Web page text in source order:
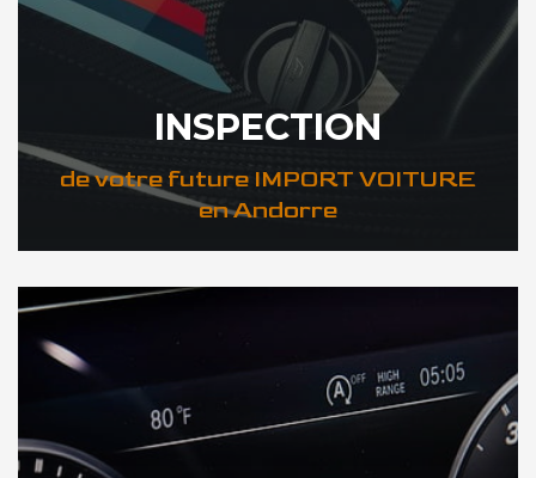
INSPECTION
de votre future IMPORT VOITURE
en Andorre
DÉCOUVREZ VOTRE INSPECTION AUTO en Andorre